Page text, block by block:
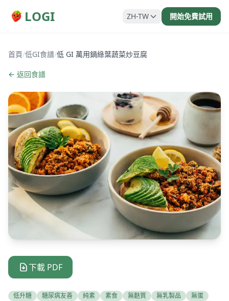
LOGI ZH-TW 開始免費試用
首頁/低GI食譜/低 GI 萬用鍋綠葉蔬菜炒豆腐
← 返回食譜
下載 PDF
低升糖 糖尿病友善 純素 素食 無麩質 無乳製品
無蛋